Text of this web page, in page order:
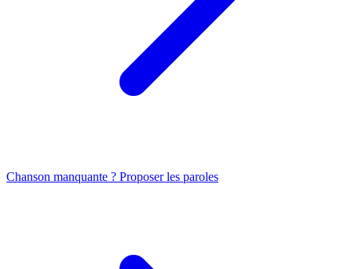
Chanson manquante ? Proposer les paroles